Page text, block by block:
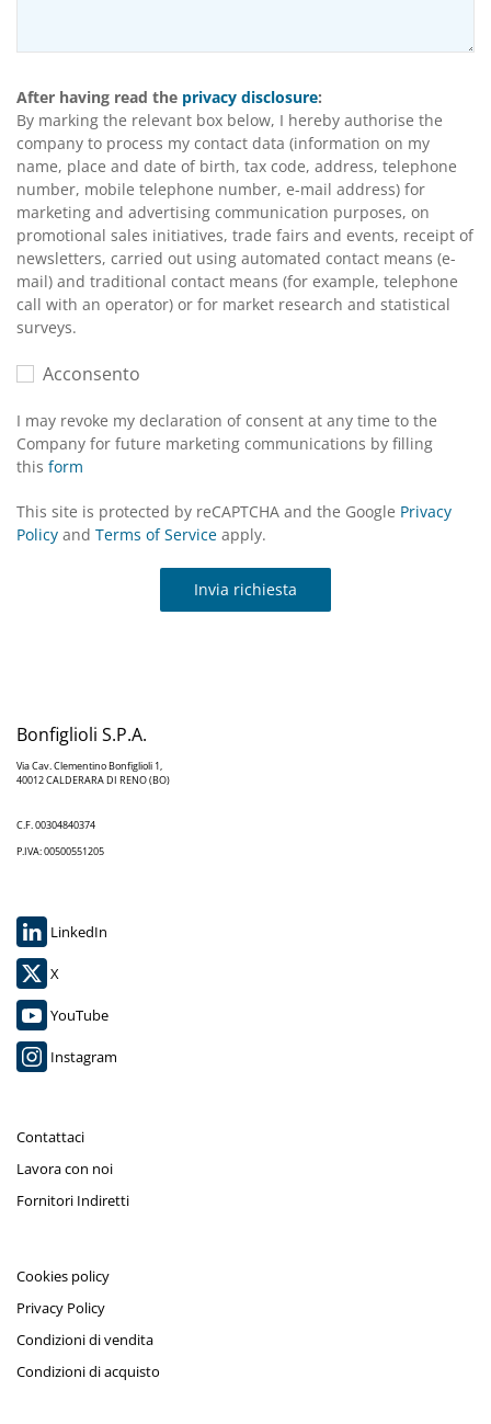
After having read the privacy disclosure:
By marking the relevant box below, I hereby authorise the
company to process my contact data (information on my
name, place and date of birth, tax code, address, telephone
number, mobile telephone number, e-mail address) for
marketing and advertising communication purposes, on
promotional sales initiatives, trade fairs and events, receipt of
newsletters, carried out using automated contact means (e-
mail) and traditional contact means (for example, telephone
call with an operator) or for market research and statistical
surveys.
Acconsento
I may revoke my declaration of consent at any time to the
Company for future marketing communications by filling
this form
This site is protected by reCAPTCHA and the Google Privacy
Policy and Terms of Service apply.
Invia richiesta
Bonfiglioli S.P.A.
Via Cav. Clementino Bonfiglioli 1,
40012 CALDERARA DI RENO (BO)
C.F. 00304840374
P.IVA: 00500551205
LinkedIn
X
YouTube
Instagram
Contattaci
Lavora con noi
Fornitori Indiretti
Cookies policy
Privacy Policy
Condizioni di vendita
Condizioni di acquisto